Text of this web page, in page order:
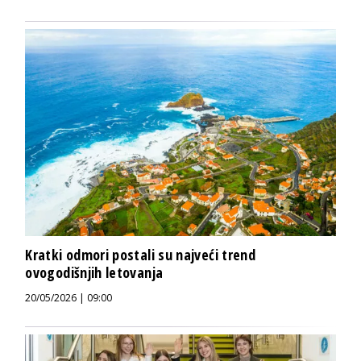
Kratki odmori postali su najveći trend
ovogodišnjih letovanja
20/05/2026 | 09:00